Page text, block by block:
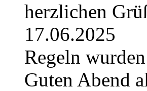
herzlichen
17.06.2025
Regeln
Guten Abend